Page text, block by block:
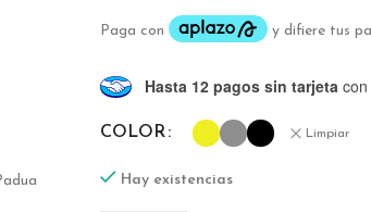
Hasta 12 pagos sin tarjeta
COLOR Limpiar
Hay existencias